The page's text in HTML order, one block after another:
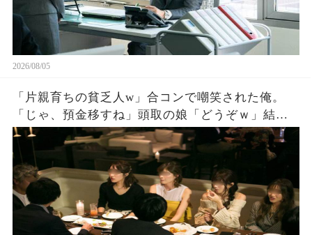
2026/08/05
「片親育ちの貧乏人w」合コンで嘲笑された俺。
「じゃ、預金移すね」頭取の娘「どうぞｗ」結果
。